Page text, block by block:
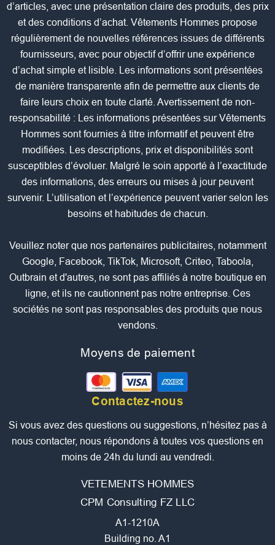
d’articles, avec une présentation claire des produits, des prix
et des conditions d’achat. Vêtements Hommes propose
régulièrement de nouvelles références issues de différents
fournisseurs, avec pour objectif d’offrir une expérience
d’achat simple et lisible. Les informations sont présentées
de manière transparente afin de permettre aux clients de
faire leurs choix en toute clarté. Avertissement de non-
responsabilité : Les informations présentées sur Vêtements
Hommes sont fournies à titre informatif et peuvent être
modifiées. Les descriptions, prix et disponibilités sont
susceptibles d’évoluer. Malgré le soin apporté à l’exactitude
des informations, des erreurs ou mises à jour peuvent
survenir. L’utilisation et l’expérience peuvent varier selon les
besoins et habitudes de chacun.
Veuillez noter que nos partenaires publicitaires, notamment
Google, Facebook, TikTok, Microsoft, Criteo, Taboola,
Outbrain et d'autres, ne sont pas affiliés à notre boutique en
ligne, et ils ne cautionnent pas notre entreprise. Ces
sociétés ne sont pas responsables des produits que nous
vendons.
Moyens de paiement
Contactez-nous
Si vous avez des questions ou suggestions, n’hésitez pas à
nous contacter, nous répondons à toutes vos questions en
moins de 24h du lundi au vendredi.
VETEMENTS HOMMES
CPM Consulting FZ LLC
A1-1210A
Building no. A1